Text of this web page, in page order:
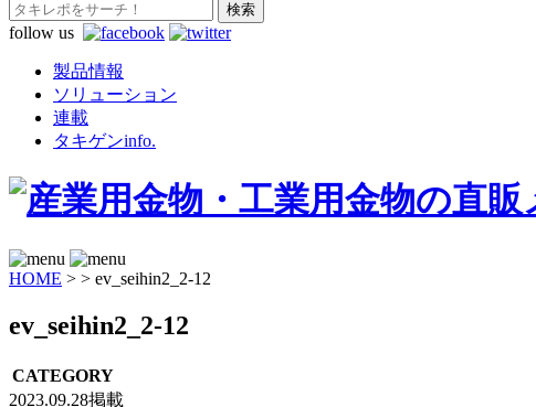
follow us
製品情報
ソリューション
連載
タキゲンinfo.
HOME > > ev_seihin2_2-12
ev_seihin2_2-12
CATEGORY
2023.09.28掲載